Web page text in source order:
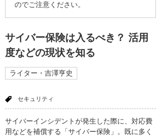
のでご注意ください。
サイバー保険は入るべき？ 活用
度などの現状を知る
ライター・吉澤亨史
セキュリティ
サイバーインシデントが発生した際に、対応費
用などを補償する「サイバー保険」。既に多く